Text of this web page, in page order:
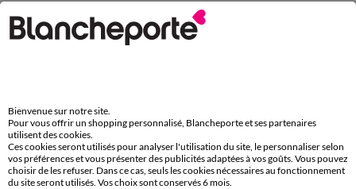
Livraison express
domicile, relais, consignes automatiques
Service clients
par chat et par téléphone
de 8h00 à 20h00 du lundi au samedi
Bienvenue sur notre site.
Pour vous offrir un shopping personnalisé, Blancheporte et ses partenaires
utilisent des cookies.
Ces cookies seront utilisés pour analyser l'utilisation du site, le personnaliser selon
vos préférences et vous présenter des publicités adaptées à vos goûts. Vous pouvez
choisir de les refuser. Dans ce cas, seuls les cookies nécessaires au fonctionnement
du site seront utilisés. Vos choix sont conservés 6 mois.